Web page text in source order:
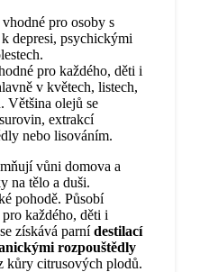
pro osoby s
depresi, psychickými
pro každého, děti i
v květech, listech,
Většina olejů se
extrakcí
nebo lisováním.
vůni domova a
na tělo a duši.
pohodě. Působí
každého, děti i
získává parnídestilací
rozpouštědly
kůry citrusových plodů.